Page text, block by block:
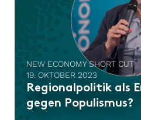
NEW ECONOMY SHORT CUT
19. OKTOBER 2023
Regionalpolitik als
gegen Populismus?